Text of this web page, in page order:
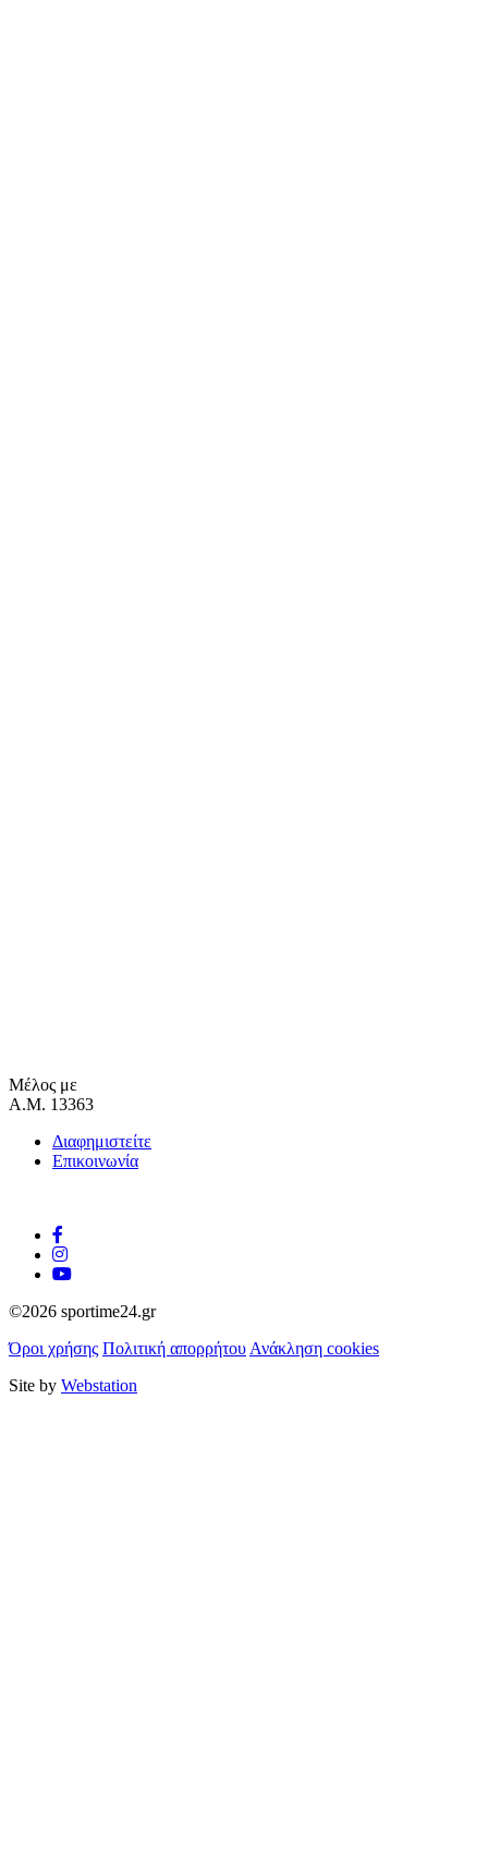
Μέλος με
Α.Μ. 13363
Διαφημιστείτε
Επικοινωνία
©2026 sportime24.gr
Όροι χρήσης Πολιτική απορρήτου Ανάκληση cookies
Site by Webstation